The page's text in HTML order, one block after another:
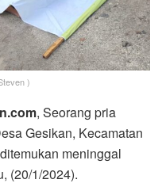
)
, Seorang pria
Gesikan, Kecamatan
meninggal
(20/1/2024).